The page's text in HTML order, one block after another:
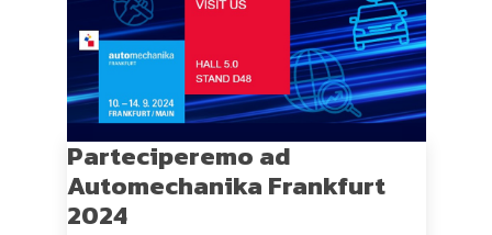
Parteciperemo ad
Automechanika Frankfurt
2024